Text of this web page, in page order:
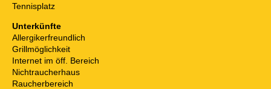
Tennisplatz
Unterkünfte
Allergikerfreundlich
Grillmöglichkeit
Internet im öff. Bereich
Nichtraucherhaus
Raucherbereich